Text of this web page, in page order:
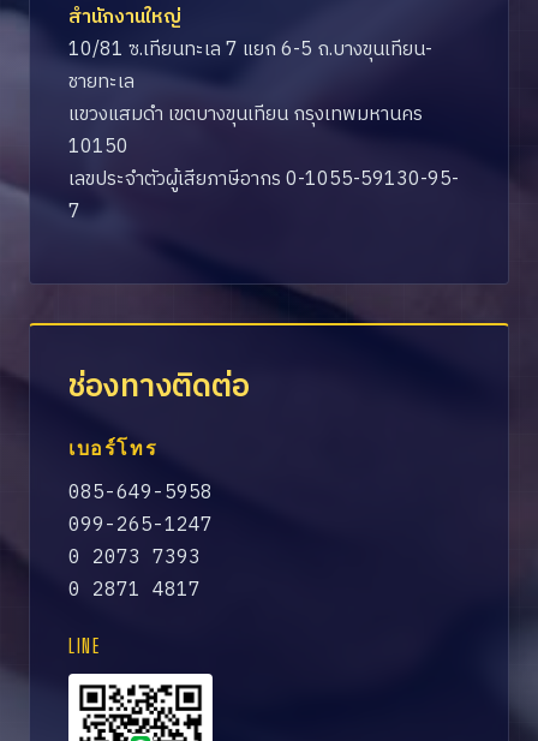
สำนักงานใหญ่
10/81 ซ.เทียนทะเล 7 แยก 6-5 ถ.บางขุนเทียน-
ชายทะเล
แขวงแสมดำ เขตบางขุนเทียน กรุงเทพมหานคร
10150
เลขประจำตัวผู้เสียภาษีอากร 0-1055-59130-95-
7
ช่องทางติดต่อ
เบอร์โทร
085-649-5958
099-265-1247
0 2073 7393
0 2871 4817
LINE